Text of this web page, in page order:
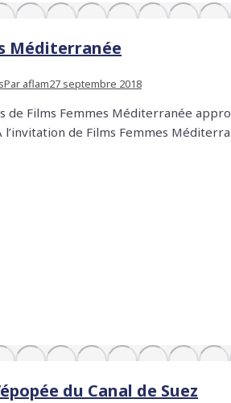
Méditerranée
Par aflam27 septembre 2018
de Films Femmes Méditerranée
l’invitation de Films Femmes
du Canal de Suez